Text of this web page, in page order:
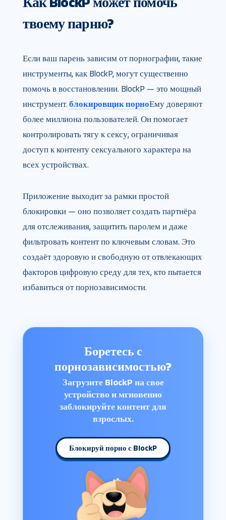
твоему парню?
Если ваш парень зависим от порнографии, такие
инструменты, как BlockP, могут существенно
помочь в восстановлении. BlockP — это мощный
инструмент. блокировщик порноЕму доверяют
более миллиона пользователей. Он помогает
контролировать тягу к сексу, ограничивая
доступ к контенту сексуального характера на
всех устройствах.
Приложение выходит за рамки простой
блокировки — оно позволяет создать партнёра
для отслеживания, защитить паролем и даже
фильтровать контент по ключевым словам. Это
создаёт здоровую и свободную от отвлекающих
факторов цифровую среду для тех, кто пытается
избавиться от порнозависимости.
Боретесь с
порнозависимостью?
Загрузите BlockP на свое
устройство и мгновенно
заблокируйте контент для
взрослых.
Блокируй порно с BlockP